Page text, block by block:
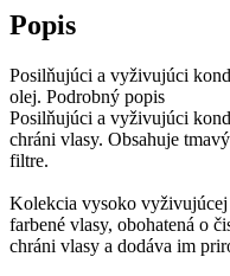
Popis
Posilňujúci a vyživujúci
olej. Podrobný popis
Posilňujúci a vyživujúci
chráni vlasy. Obsahuje
filtre.
Kolekcia vysoko vyživujúcej
farbené vlasy, obohatená o
chráni vlasy a dodáva im